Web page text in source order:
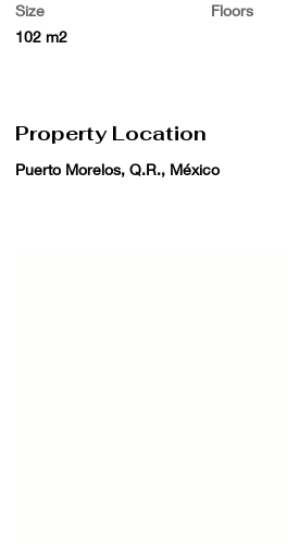
Size
102 m2
Floors
Property Location
Puerto Morelos, Q.R., México